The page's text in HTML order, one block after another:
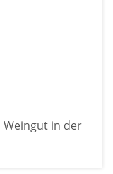
in der